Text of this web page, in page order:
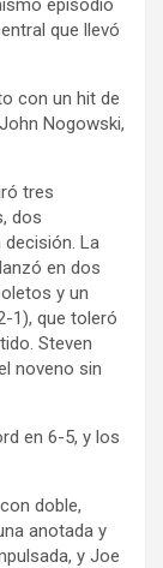
episodio
que llevó
con un hit de
Nogowski,
tres
dos
La
en dos
y un
1), que toleró
Steven
noveno sin
en 6-5, y los
doble,
anotada y
y Joe